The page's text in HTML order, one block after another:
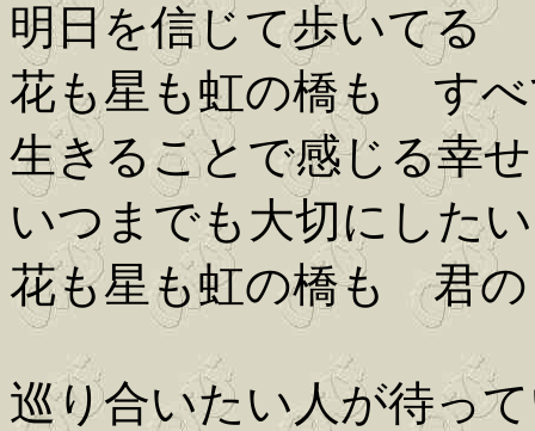
明日を信じて歩いてる
花も星も虹の橋も すべ
生きることで感じる幸
いつまでも大切にしたい
花も星も虹の橋も 君
巡り合いたい人が待っ